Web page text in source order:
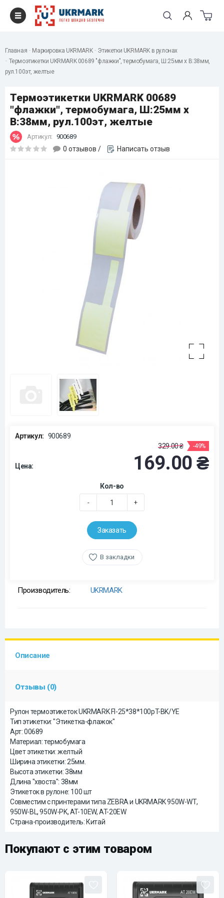
Главная Маркировка UKRMARK
Этикетки UKRMARK в рулонах
Термоэтикетки UKRMARK 00689 "флажки", термобумага, Ш:25мм х В:38мм,
рул.100эт, желтые
Термоэтикетки UKRMARK 00689
"флажки", термобумага, Ш:25мм х
В:38мм, рул.100эт, желтые
Артикул: 900689
0 отзывов / Написать отзыв
Артикул: 900689
Цена:
329.00 ₴ -49%
169.00 ₴
Кол-во
- +
Заказать
В закладки
Производитель: UKRMARK
Описание
Отзывы (0)
Рулон термоэтикеток UKRMARK Fl-25*38*100pT-BK/YE
Тип этикетки: "Этикетка-флажок"
Арт: 00689
Материал: термобумага
Цвет этикетки: желтый
Ширина этикетки: 25мм.
Высота этикетки: 38мм
Длина "хвоста": 38мм
Этикеток в рулоне: 100 шт
Совместим с принтерами типа ZEBRA и UKRMARK 950W-WT,
950W-BL, 950W-PK, AT-10EW, AT-20EW
Страна-производитель: Китай
Покупают с этим товаром